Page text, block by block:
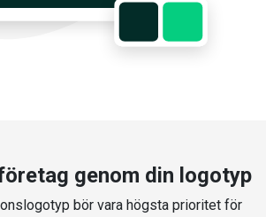
genom din logotyp
bör vara högsta prioritet för